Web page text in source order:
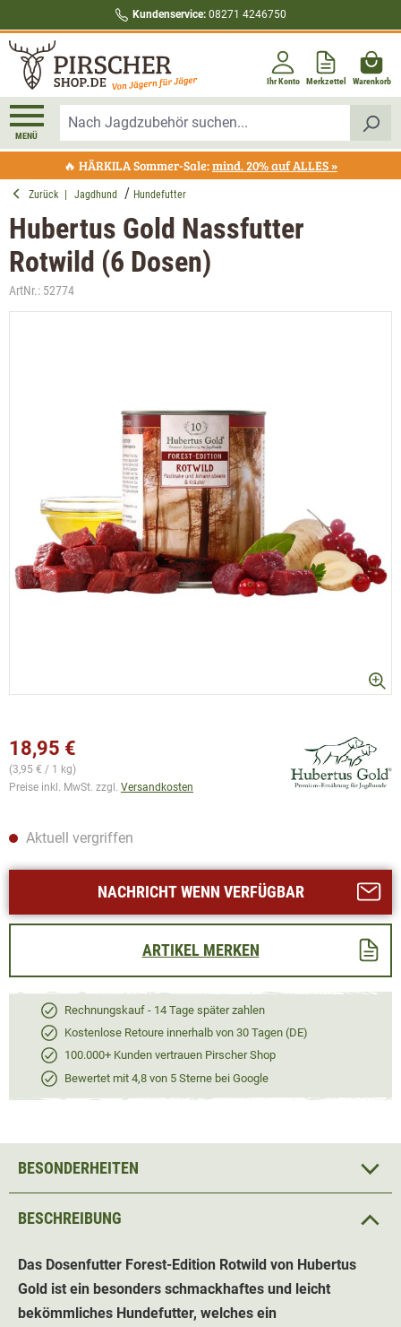
Kundenservice: 08271 4246750
Ihr Konto Merkzettel Warenkorb
MENÜ
🔥 HÄRKILA Sommer-Sale:mind. 20% auf ALLES »
Zurück Jagdhund Hundefutter
Hubertus Gold Nassfutter
Rotwild (6 Dosen)
ArtNr.: 52774
18,95 €
(3,95 € / 1 kg)
Preise inkl. MwSt. zzgl. Versandkosten
Aktuell vergriffen
NACHRICHT WENN VERFÜGBAR
ARTIKEL MERKEN
Rechnungskauf - 14 Tage später zahlen
Kostenlose Retoure innerhalb von 30 Tagen (DE)
100.000+ Kunden vertrauen Pirscher Shop
Bewertet mit 4,8 von 5 Sterne bei Google
BESCHREIBUNG
Das Dosenfutter Forest-Edition Rotwild von Hubertus
Gold ist ein besonders schmackhaftes und leicht
bekömmliches Hundefutter, welches ein
BESONDERHEITEN